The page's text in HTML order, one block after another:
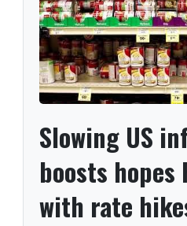
Slowing US
boosts hopes
with rate